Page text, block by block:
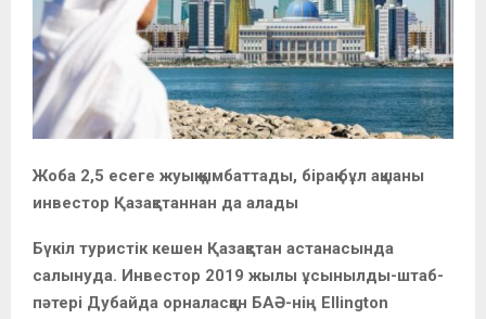
Жоба 2,5 есеге жуық қымбаттады, бірақ бұл ақшаны
инвестор Қазақстаннан да алады
Бүкіл туристік кешен Қазақстан астанасында
салынуда. Инвестор 2019 жылы ұсынылды-штаб-
пәтері Дубайда орналасқан БАӘ-нің Ellington